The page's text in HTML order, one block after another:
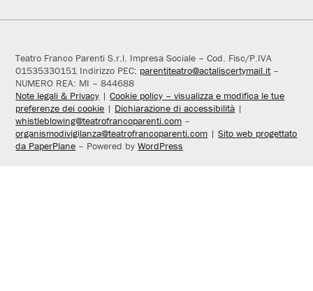
Teatro Franco Parenti S.r.l. Impresa Sociale – Cod. Fisc/P.IVA
01535330151 Indirizzo PEC: parentiteatro@actaliscertymail.it–
NUMERO REA: MI – 844688
Note legali & Privacy |Cookie policy – visualizza e modifica le tue
preferenze dei cookie | Dichiarazione di accessibilità |
whistleblowing@teatrofrancoparenti.com –
organismodivigilanza@teatrofrancoparenti.com |Sito web progettato
da PaperPlane – Powered byWordPress